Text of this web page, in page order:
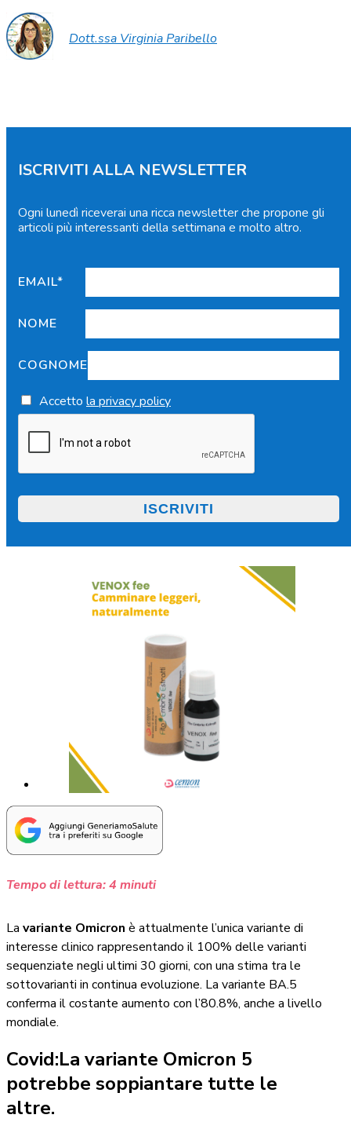
Dott.ssa Virginia Paribello
ISCRIVITI ALLA NEWSLETTER
Ogni lunedì riceverai una ricca newsletter che propone gli
articoli più interessanti della settimana e molto altro.
EMAIL*
NOME
COGNOME
Accetto la privacy policy
Tempo di lettura:4 minuti
La variante Omicron è attualmente l’unica variante di
interesse clinico rappresentando il 100% delle varianti
sequenziate negli ultimi 30 giorni, con una stima tra le
sottovarianti in continua evoluzione. La variante BA.5
conferma il costante aumento con l’80.8%, anche a livello
mondiale.
Covid:La variante Omicron 5
potrebbe soppiantare tutte le
altre.